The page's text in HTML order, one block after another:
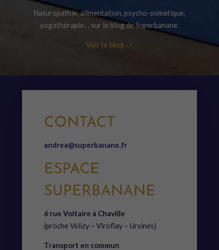
Naturopathie, alimentation, psycho-somatique,
yogathérapie… sur le blog de Superbanane.
Voir le blog ->
CONTACT
andrea@superbanane.fr
ESPACE
SUPERBANANE
6 rue Voltaire à Chaville
(proche Vélizy – Viroflay – Ursines)
Transport en commun